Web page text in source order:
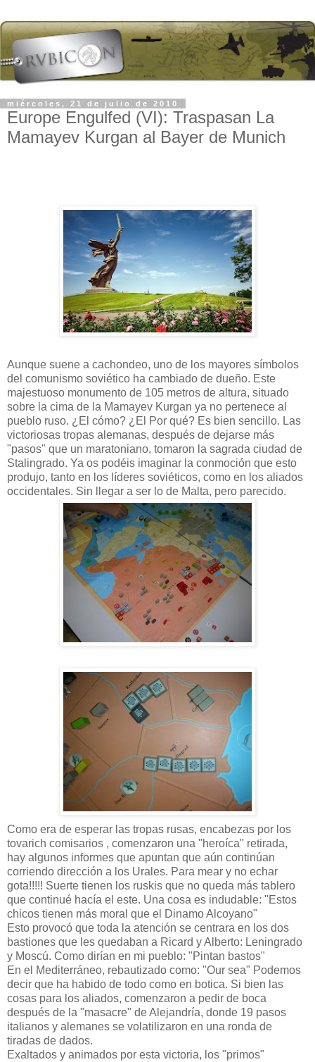
miércoles, 21 de julio de 2010
Europe Engulfed (VI): Traspasan La
Mamayev Kurgan al Bayer de Munich
Aunque suene a cachondeo, uno de los mayores símbolos
del comunismo soviético ha cambiado de dueño. Este
majestuoso monumento de 105 metros de altura, situado
sobre la cima de la Mamayev Kurgan ya no pertenece al
pueblo ruso. ¿El cómo? ¿El Por qué? Es bien sencillo. Las
victoriosas tropas alemanas, después de dejarse más
"pasos" que un maratoniano, tomaron la sagrada ciudad de
Stalingrado. Ya os podéis imaginar la conmoción que esto
produjo, tanto en los líderes soviéticos, como en los aliados
occidentales. Sin llegar a ser lo de Malta, pero parecido.
Como era de esperar las tropas rusas, encabezas por los
tovarich comisarios , comenzaron una "heroíca" retirada,
hay algunos informes que apuntan que aún continúan
corriendo dirección a los Urales. Para mear y no echar
gota!!!!! Suerte tienen los ruskis que no queda más tablero
que continué hacía el este. Una cosa es indudable: "Estos
chicos tienen más moral que el Dinamo Alcoyano"
Esto provocó que toda la atención se centrara en los dos
bastiones que les quedaban a Ricard y Alberto: Leningrado
y Moscú. Como dirían en mi pueblo: "Pintan bastos"
En el Mediterráneo, rebautizado como: "Our sea" Podemos
decir que ha habido de todo como en botica. Si bien las
cosas para los aliados, comenzaron a pedir de boca
después de la "masacre" de Alejandría, donde 19 pasos
italianos y alemanes se volatilizaron en una ronda de
tiradas de dados.
Exaltados y animados por esta victoria, los "primos"